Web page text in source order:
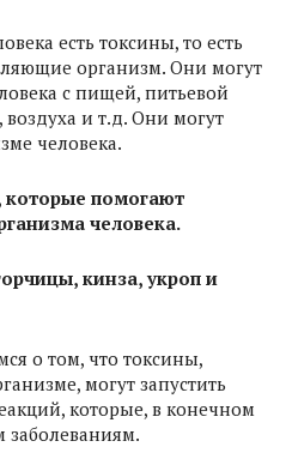
есть токсины, то есть
организм. Они могут
с пищей, питьевой
и т.д. Они могут
человека.
которые помогают
человека.
кинза, укроп и
о том, что токсины,
могут запустить
которые, в конечном
заболеваниям.